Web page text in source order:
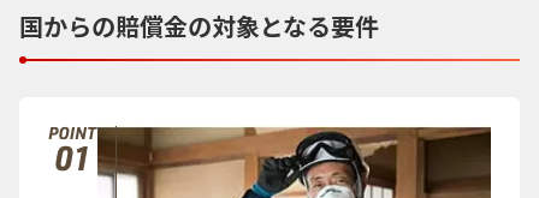
国からの賠償金の対象となる要件